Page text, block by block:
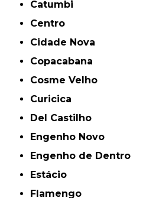
Catumbi
Centro
Cidade Nova
Copacabana
Cosme Velho
Curicica
Del Castilho
Engenho Novo
Engenho de Dentro
Estácio
Flamengo